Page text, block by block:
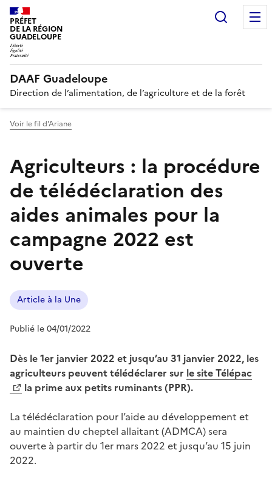
PRÉFET
DE LA RÉGION
GUADELOUPE
DAAF Guadeloupe
Direction de l’alimentation, de l’agriculture et de la forêt
Voir le fil d'Ariane
Agriculteurs : la procédure
de télédéclaration des
aides animales pour la
campagne 2022 est
ouverte
Article à la Une
Publié le 04/01/2022
Dès le 1er janvier 2022 et jusqu’au 31 janvier 2022, les
agriculteurs peuvent télédéclarer sur le site Télépac
la prime aux petits ruminants (PPR).
La télédéclaration pour l’aide au développement et
au maintien du cheptel allaitant (ADMCA) sera
ouverte à partir du 1er mars 2022 et jusqu’au 15 juin
2022.